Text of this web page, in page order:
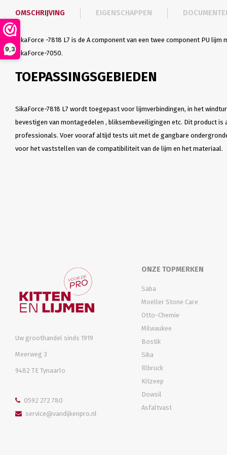
9,3
OMSCHRIJVING EIGENSCHAPPEN
SikaForce -7818 L7 is de A component van een twee component PU lijm
SikaForce-7050.
TOEPASSINGSGEBIEDEN
SikaForce-7818 L7 wordt toegepast voor lijmverbindingen, in het
bevestigen van montagedelen , bliksembeveiligingen etc. Dit product
professionals. Voer vooraf altijd tests uit met de gangbare
voor het vaststellen van de compatibiliteit van de lijm en het materiaal.
Uw groothandel sinds 1919
Meerweg 3
9482 TE Tynaarlo
0592 272 780
service@vandijkenpro.nl
ONZE TOPMERKEN
Saba
Moeller Stone Care
Otto-Chemie
Milwaukee
Bostik
Sika
Illbruck
Kitzeep
Dowsil
Asfaltvast